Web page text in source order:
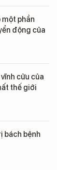
phần
động của
cửu của
thế giới
bách bệnh